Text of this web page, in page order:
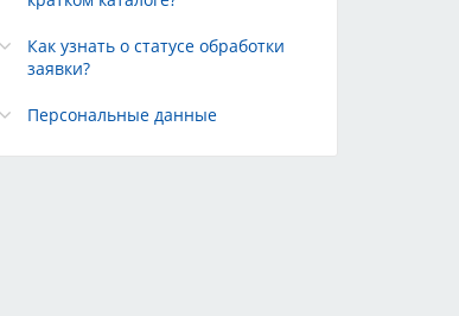
Как узнать о статусе обработки
заявки?
Персональные данные